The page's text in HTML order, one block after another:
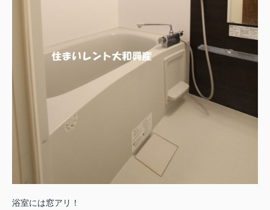
浴室には窓アリ！